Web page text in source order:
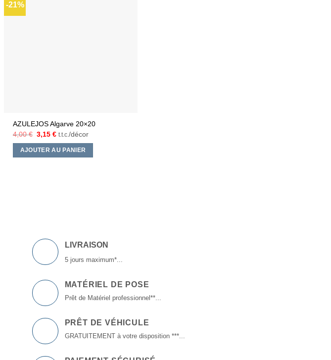
-21%
AZULEJOS Algarve 20×20
4,00€ Le
prix
initial
était :
3,15€Le
actuel
est :
t.t.c./décor
AJOUTER AU PANIER
LIVRAISON
5 jours maximum*...
MATÉRIEL DE POSE
Prêt de Matériel professionnel**...
PRÊT DE VÉHICULE
GRATUITEMENT à votre disposition ***...